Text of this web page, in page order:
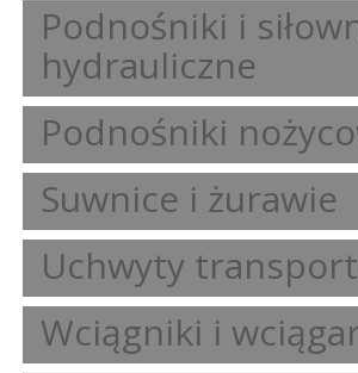
Podnośniki i
hydrauliczne
Podnośniki
Suwnice i żurawie
Uchwyty
Wciągniki i